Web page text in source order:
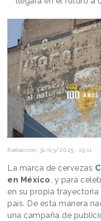
Redacción 31/03/2025 · 19:11
La marca de cervezas
en México , y para
en su propia
país. De esta manera
una campaña de